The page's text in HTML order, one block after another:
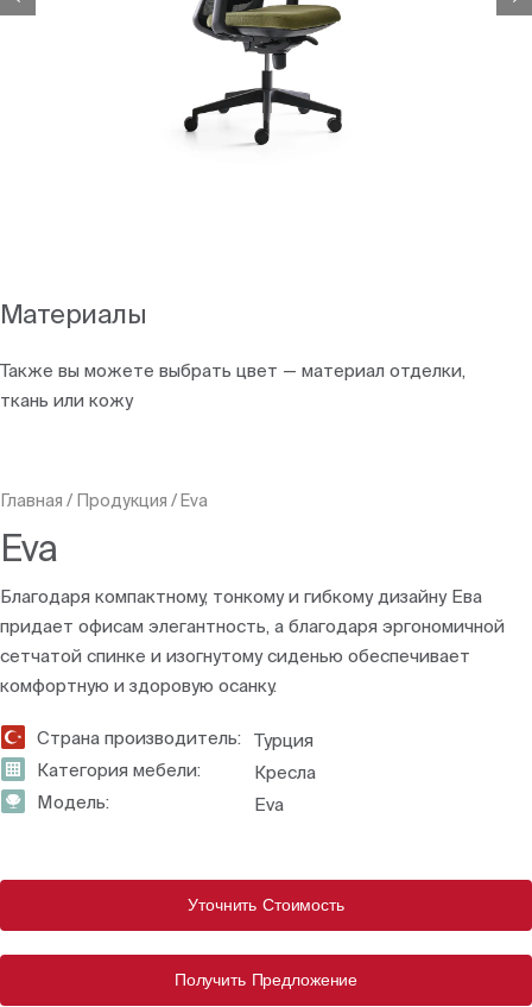
Материалы
Также вы можете выбрать цвет — материал отделки,
ткань или кожу
Главная / Продукция / Eva
Eva
Благодаря компактному, тонкому и гибкому дизайну Ева
придает офисам элегантность, а благодаря эргономичной
сетчатой спинке и изогнутому сиденью обеспечивает
комфортную и здоровую осанку.
Страна производитель:
Турция
Категория мебели:
Кресла
Модель:
Eva
Уточнить Стоимость
Получить Предложение